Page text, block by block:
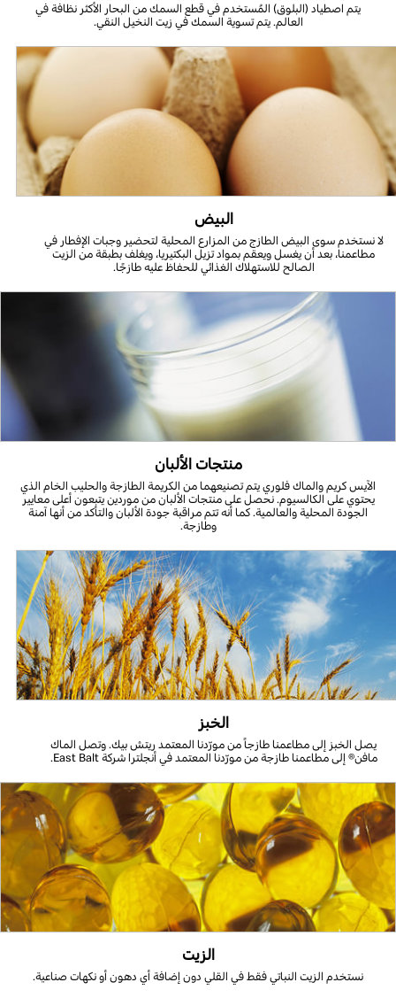
يتم اصطياد (البلوق) المُستخدم في قطع السمك من البحار الأكثر نظافة في
العالم. يتم تسوية السمك في زيت النخيل النقي.
البيض
لا نستخدم سوى البيض الطازج من المزارع المحلية لتحضير وجبات الإفطار في
مطاعمنا، بعد أن يغسل ويعقم بمواد تزيل البكتيريا، ويغلف بطبقة من الزيت
الصالح للاستهلاك الغذائي للحفاظ عليه طازجًا.
منتجات الألبان
الآيس كريم والماك فلوري يتم تصنيعهما من الكريمة الطازجة والحليب الخام الذي
يحتوي على الكالسيوم. نحصل على منتجات الألبان من موردين يتبعون أعلى معايير
الجودة المحلية والعالمية. كما أنه تتم مراقبة جودة الألبان والتأكد من أنها آمنة
وطازجة.
الخبز
يصل الخبز إلى مطاعمنا طازجاً من مورّدنا المعتمد ريتش بيك. وتصل الماك
مافن® إلى مطاعمنا طازجة من مورّدنا المعتمد في أنجلترا شركة East Balt.
الزيت
نستخدم الزيت النباتي فقط في القلي دون إضافة أي دهون أو نكهات صناعية.